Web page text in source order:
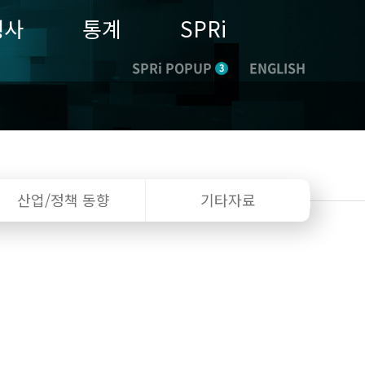
통계 SPRi
SPRi POPUP 3 ENGLISH
산업/정책 동향 기타자료